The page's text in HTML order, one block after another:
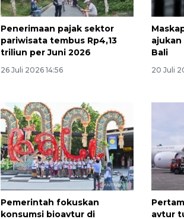
Penerimaan pajak sektor
pariwisata tembus Rp4,13
triliun per Juni 2026
26 Juli 2026 14:56
Bali
20 Juli
Pemerintah fokuskan
konsumsi bioavtur di
avtur
jaringan gas
2026-08-07